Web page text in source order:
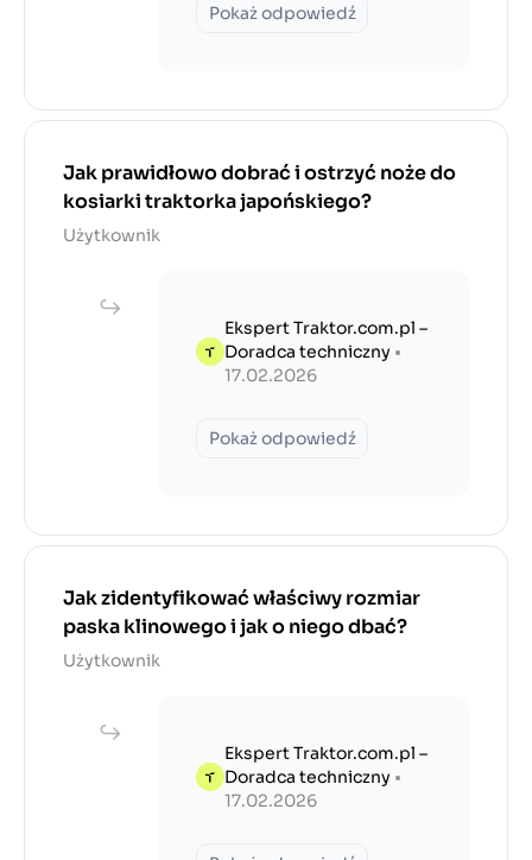
Pokaż odpowiedź
Jak prawidłowo dobrać i ostrzyć noże do
kosiarki traktorka japońskiego?
Użytkownik
Ekspert Traktor.com.pl –
Doradca techniczny •
17.02.2026
Pokaż odpowiedź
Jak zidentyfikować właściwy rozmiar
paska klinowego i jak o niego dbać?
Użytkownik
Ekspert Traktor.com.pl –
Doradca techniczny •
17.02.2026